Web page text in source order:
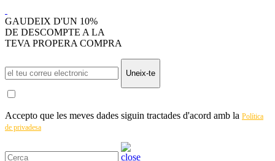
GAUDEIX D'UN 10%
DE DESCOMPTE A LA
TEVA PROPERA COMPRA
Uneix-te
Accepto que les meves dades siguin tractades d'acord amb la Política
de privadesa